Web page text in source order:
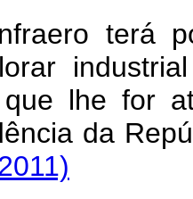
terá
que lhe for
da